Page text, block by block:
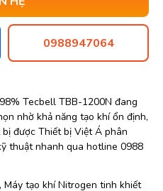
0988947064
Tecbell TBB-1200N đang
nhờ khả năng tạo khí ổn định,
được Thiết bị Việt Á phân
thuật nhanh qua hotline 0988
Máy tạo khí Nitrogen tinh khiết